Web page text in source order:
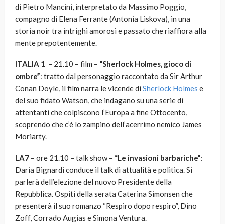
di Pietro Mancini, interpretato da Massimo Poggio,
compagno di Elena Ferrante (Antonia Liskova), in una
storia noir tra intrighi amorosi e passato che riaffiora alla
mente prepotentemente.
ITALIA 1 – 21.10 – film – “Sherlock Holmes, gioco di
ombre”: tratto dal personaggio raccontato da Sir Arthur
Conan Doyle, il film narra le vicende di Sherlock Holmes e
del suo fidato Watson, che indagano su una serie di
attentanti che colpiscono l’Europa a fine Ottocento,
scoprendo che c’è lo zampino dell’acerrimo nemico James
Moriarty.
LA7 – ore 21.10 – talk show – “Le invasioni barbariche”:
Daria Bignardi conduce il talk di attualità e politica. Si
parlerà dell’elezione del nuovo Presidente della
Repubblica. Ospiti della serata Caterina Simonsen che
presenterà il suo romanzo “Respiro dopo respiro”, Dino
Zoff, Corrado Augias e Simona Ventura.